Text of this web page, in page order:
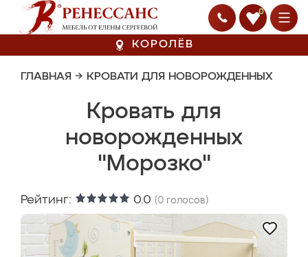
0
КОРОЛЁВ
ГЛАВНАЯ → КРОВАТИ ДЛЯ НОВОРОЖДЕННЫХ
Кровать для
новорожденных
"Морозко"
Рейтинг: 0.0 (0 голосов)